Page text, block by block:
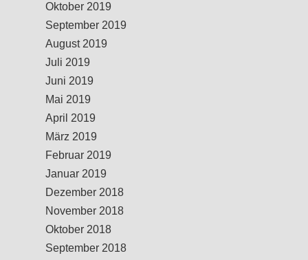
Oktober 2019
September 2019
August 2019
Juli 2019
Juni 2019
Mai 2019
April 2019
März 2019
Februar 2019
Januar 2019
Dezember 2018
November 2018
Oktober 2018
September 2018